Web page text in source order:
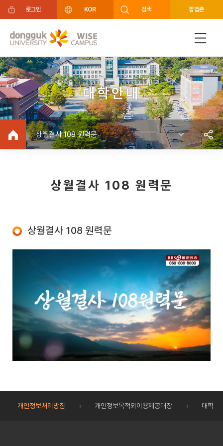
주메뉴 바로가기
푸터 바로가기
로그인 KOR 검색 팝업존
대학안내
상월결사 108 원력문
상월결사 108 원력문
상월결사 108 원력문
개인정보처리방침 개인정보목적외이용제공대장 대학정